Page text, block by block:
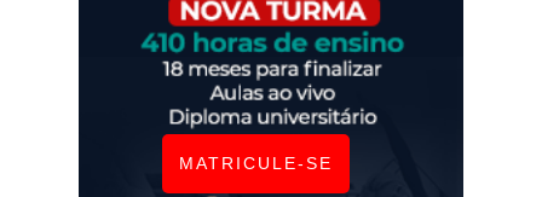
MATRICULE-SE